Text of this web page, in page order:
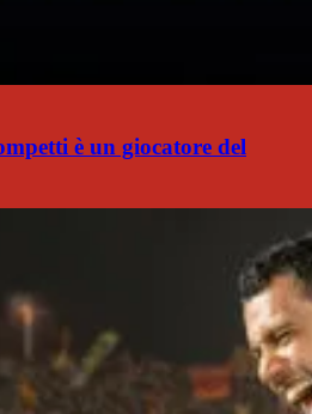
è un giocatore del